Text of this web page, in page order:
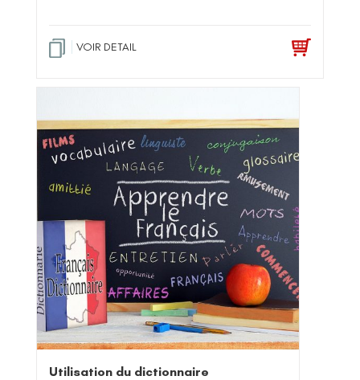
VOIR DETAIL
Utilisation du dictionnaire